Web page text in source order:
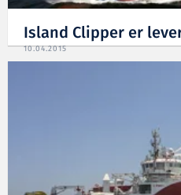
Island Clipper er
10.04.2015